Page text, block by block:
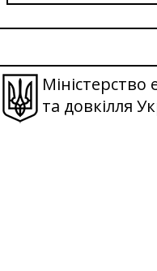
Міністерство
та довкілля